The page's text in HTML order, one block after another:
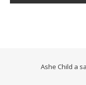
Ashe Child a